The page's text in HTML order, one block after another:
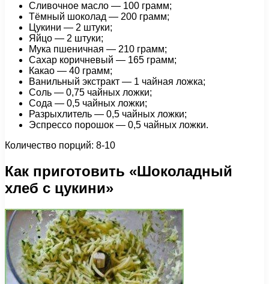
Сливочное масло — 100 грамм;
Тёмный шоколад — 200 грамм;
Цукини — 2 штуки;
Яйцо — 2 штуки;
Мука пшеничная — 210 грамм;
Сахар коричневый — 165 грамм;
Какао — 40 грамм;
Ванильный экстракт — 1 чайная ложка;
Соль — 0,75 чайных ложки;
Сода — 0,5 чайных ложки;
Разрыхлитель — 0,5 чайных ложки;
Эспрессо порошок — 0,5 чайных ложки.
Количество порций: 8-10
Как приготовить «Шоколадный
хлеб с цукини»